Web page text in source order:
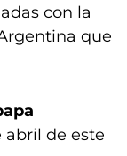
con la
que
abril de este